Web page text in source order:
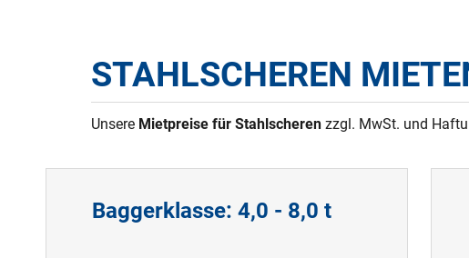
STAHLSCHEREN
Unsere Mietpreise für Stahlscheren zzgl. MwSt. und
Baggerklasse: 4,0 - 8,0 t